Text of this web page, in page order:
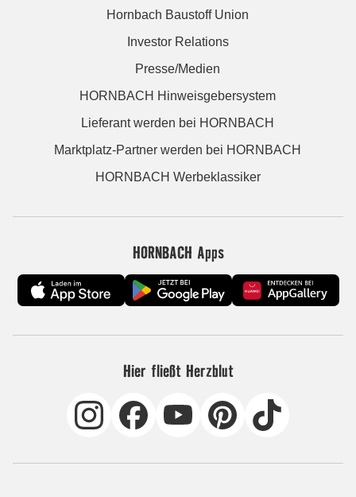
Hornbach Baustoff Union
Investor Relations
Presse/Medien
HORNBACH Hinweisgebersystem
Lieferant werden bei HORNBACH
Marktplatz-Partner werden bei HORNBACH
HORNBACH Werbeklassiker
HORNBACH Apps
Hier fließt Herzblut